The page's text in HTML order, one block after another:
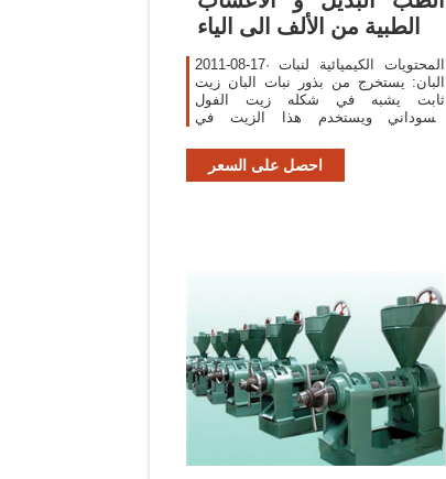
الطبية من الألف الى الياء
2011-08-17· المحتويات الكيميائية لنبات
البان: يستخرج من بذور نبات البان زيت
ثابت يشبه في شكله زيت الفول
السوداني ويستخدم هذا الزيت في
السوداني والسمن البري، يتكون هذا
الزيت من
احصل على السعر